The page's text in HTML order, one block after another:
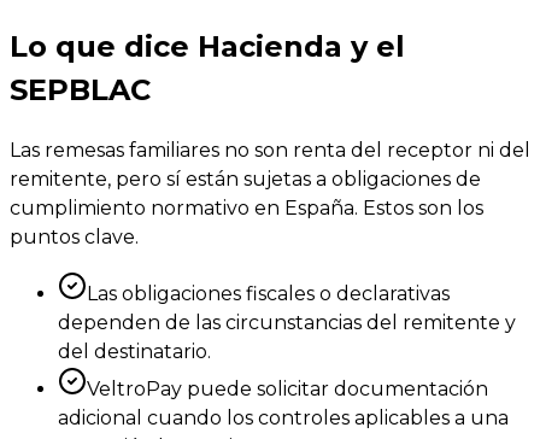
Lo que dice Hacienda y el
SEPBLAC
Las remesas familiares no son renta del receptor ni del
remitente, pero sí están sujetas a obligaciones de
cumplimiento normativo en España. Estos son los
puntos clave.
Las obligaciones fiscales o declarativas
dependen de las circunstancias del remitente y
del destinatario.
VeltroPay puede solicitar documentación
adicional cuando los controles aplicables a una